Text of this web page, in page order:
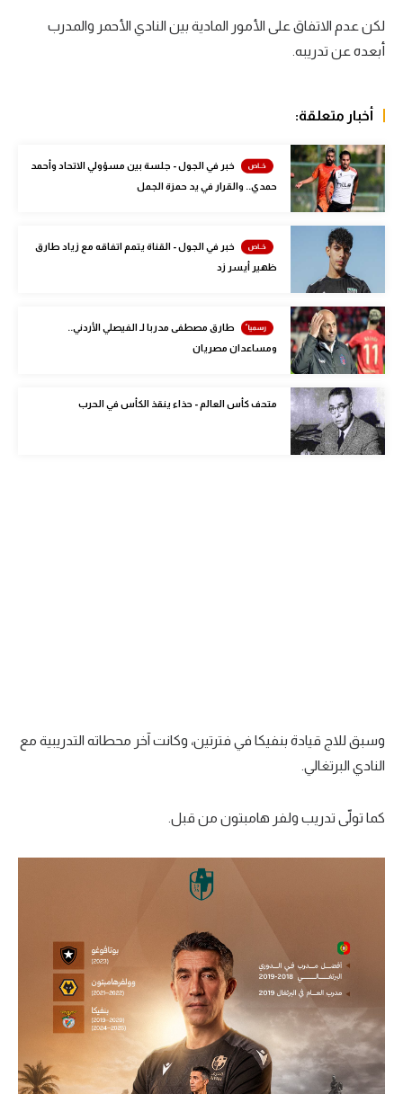
الدوري الإنجليزي
الدوري الإسباني
رياضات أخرى
أمم إفريقيا
كرة السلة الأمريكية
كرة سلة
كرة يد
كرة طائرة
في المونديال
رياضة نسائية
تقرير في الجول
حكايات في الجول
لكن عدم الاتفاق على الأمور المادية بين النادي الأحمر والمدرب
أبعده عن تدريبه.
أخبار متعلقة:
خبر في الجول - جلسة بين مسؤولي الاتحاد وأحمد
حمدي.. والقرار في يد حمزة الجمل
خبر في الجول - القناة يتمم اتفاقه مع زياد طارق
ظهير أيسر زد
طارق مصطفى مدربا لـ الفيصلي الأردني..
ومساعدان مصريان
متحف كأس العالم - حذاء ينقذ الكأس في الحرب
وسبق للاج قيادة بنفيكا في فترتين، وكانت آخر محطاته التدريبية مع
النادي البرتغالي.
كما تولّى تدريب ولفر هامبتون من قبل.